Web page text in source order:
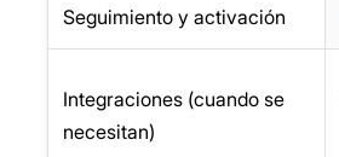
Seguimiento y activación
Integraciones (cuando se
necesitan)